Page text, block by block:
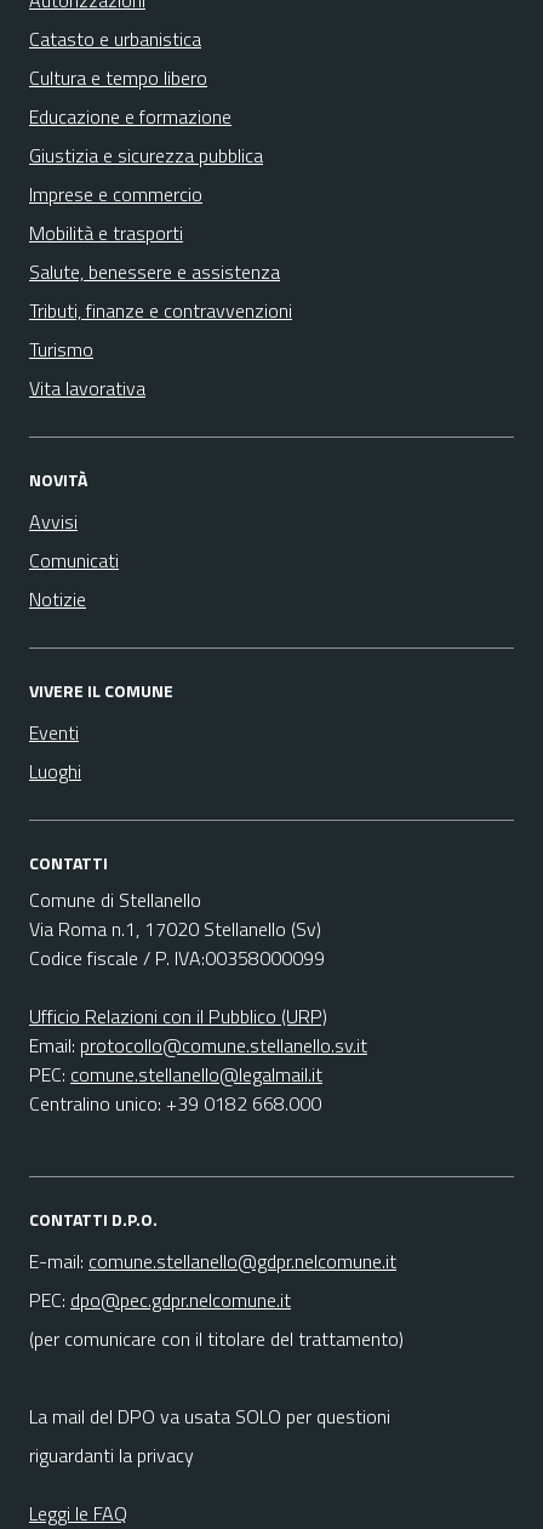
Catasto e urbanistica
Cultura e tempo libero
Educazione e formazione
Giustizia e sicurezza pubblica
Imprese e commercio
Mobilità e trasporti
Salute, benessere e assistenza
Tributi, finanze e contravvenzioni
Turismo
Vita lavorativa
NOVITÀ
Avvisi
Comunicati
Notizie
VIVERE IL COMUNE
Eventi
Luoghi
CONTATTI
Comune di Stellanello
Via Roma n.1, 17020 Stellanello (Sv)
Codice fiscale / P. IVA:00358000099
Ufficio Relazioni con il Pubblico (URP)
Email: protocollo@comune.stellanello.sv.it
PEC: comune.stellanello@legalmail.it
Centralino unico: +39 0182 668.000
CONTATTI D.P.O.
E-mail: comune.stellanello@gdpr.nelcomune.it
PEC: dpo@pec.gdpr.nelcomune.it
(per comunicare con il titolare del trattamento)
La mail del DPO va usata SOLO per questioni
riguardanti la privacy
Leggi le FAQ